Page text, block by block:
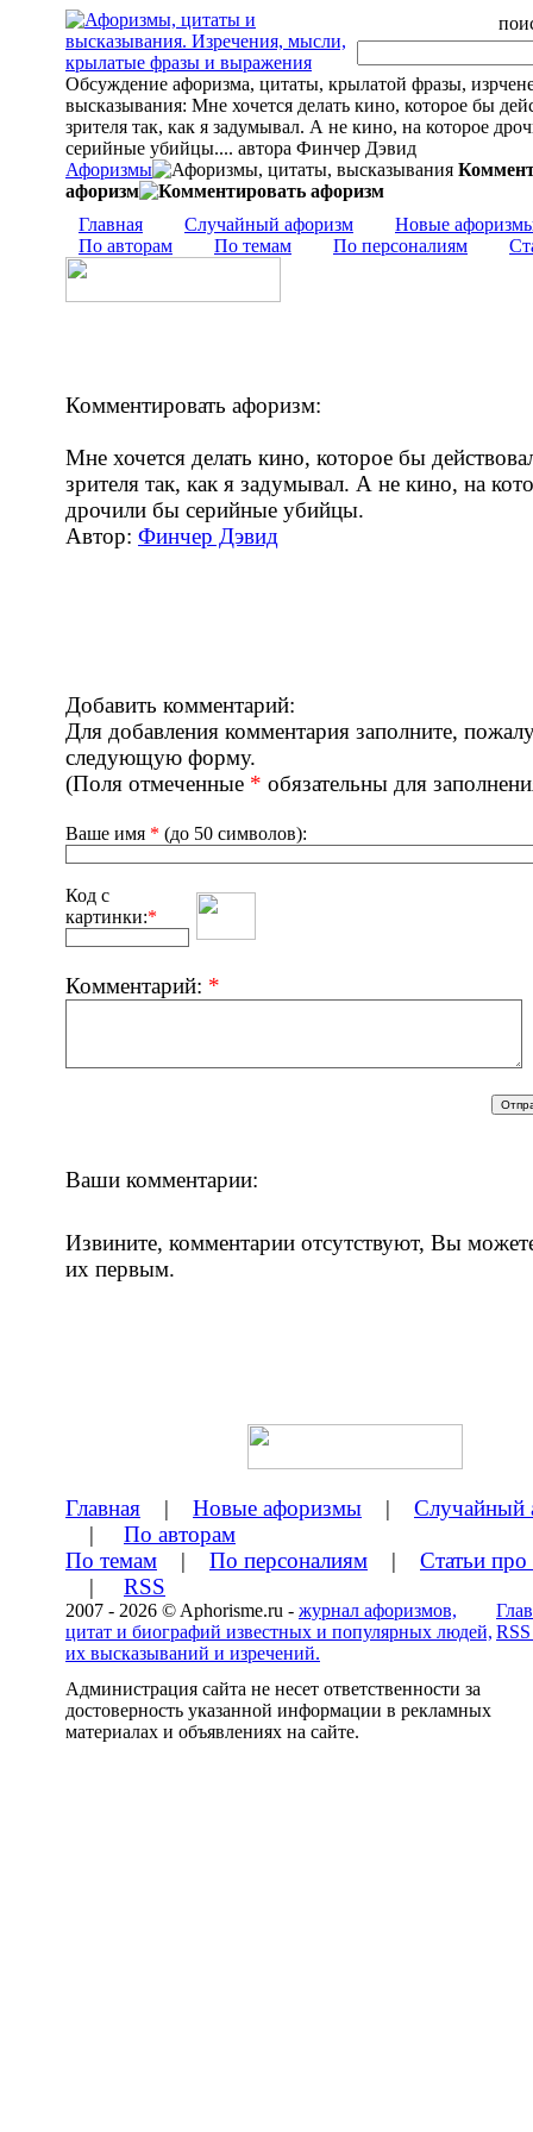
Обсуждение афоризма, цитаты, крылатой фразы,
высказывания: Мне хочется делать кино, которое бы
зрителя так, как я задумывал. А не кино, на которое
серийные убийцы.... автора Финчер Дэвид
Афоризмы
афоризм
Главная
Случайный афоризм
Новые
По авторам
По темам По персоналиям
Комментировать афоризм:
Мне хочется делать кино, которое бы
зрителя так, как я задумывал. А не кино, на
дрочили бы серийные убийцы.
Автор: Финчер Дэвид
Добавить комментарий:
Для добавления комментария заполните,
следующую форму.
(Поля отмеченные * обязательны для
Ваше имя * (до 50 символов):
Код с
картинки:*
Комментарий: *
Ваши комментарии:
Извините, комментарии отсутствуют, Вы
их первым.
Главная | Новые афоризмы | Случайный
| По авторам
По темам | По персоналиям | Статьи
| RSS
2007 - 2026 © Aphorisme.ru - журнал афоризмов,
цитат и биографий известных и популярных людей,
их высказываний и изречений.
Администрация сайта не несет ответственности за
достоверность указанной информации в рекламных
материалах и объявлениях на сайте.